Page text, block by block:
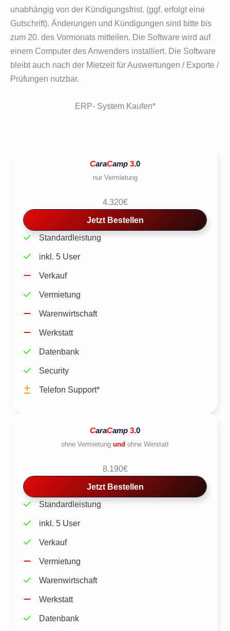
unabhängig von der Kündigungsfrist. (ggf. erfolgt eine
Gutschrift). Änderungen und Kündigungen sind bitte bis
zum 20. des Vormonats mitteilen. Die Software wird auf
einem Computer des Anwenders instal­liert. Die Software
bleibt auch nach der Mietzeit für Auswertungen / Exporte /
Prüfungen nutzbar.
ERP- System Kaufen*
CaraCamp 3.0
nur Vermietung
4.320€
Jetzt Bestellen
Standardleistung
inkl. 5 User
Verkauf
Vermietung
Warenwirtschaft
Werkstatt
Datenbank
Security
Telefon Support*
CaraCamp 3.0
ohne Vermietung und ohne Werstatt
8.190€
Jetzt Bestellen
Standardleistung
inkl. 5 User
Verkauf
Vermietung
Warenwirtschaft
Werkstatt
Datenbank